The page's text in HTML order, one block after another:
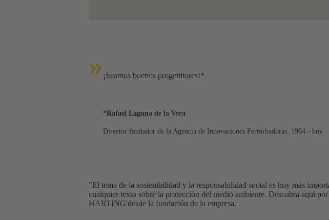
» ¡Seamos buenos progenitores!*
*Rafael Laguna de la Vera
Director fundador de la Agencia de Innovaciones Perturbadoras, 1964 - hoy
"El tema de la sostenibilidad y la responsabilidad social es hoy más
cualquier texto sobre la protección del medio ambiente. Descubra aquí
HARTING'desde la fundación de la empresa.